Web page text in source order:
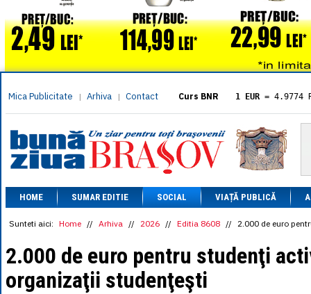
Mica Publicitate | Arhiva | Contact Curs BNR 1 EUR = 4.9774
= 5.8304
1 XAU= 464.4611
1 AED= 1.1933
1 AUD= 2.7957
1 BGN= 2.5449
1 CAD= 3.1559
1 CHF= 5.2813
1 CNY = 0.6015
1 DKK = 0.6668
1 EGP = 0.0860
= 1.2223
HOME SUMAR EDITIE SOCIAL VIAȚĂ PUBLICĂ
Sunteti aici: Home // Arhiva // 2026 // Editia 8608 // 2.000 de euro
2.000 de euro pentru studenţi
organizaţii studenţeşti